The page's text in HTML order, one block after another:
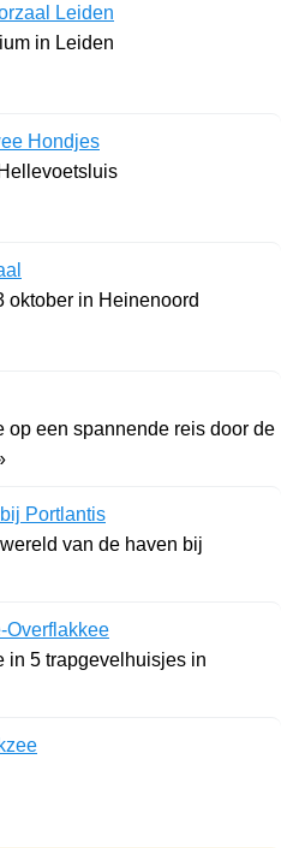
Leiden
in Leiden
Hondjes
oktober in Heinenoord
op een spannende reis door de
Portlantis
van de haven bij
Overflakkee
in 5 trapgevelhuisjes in